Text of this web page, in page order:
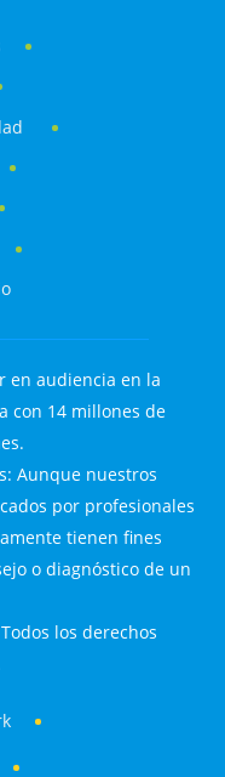
en audiencia en la
con 14 millones de
Aunque nuestros
por profesionales
tienen fines
o diagnóstico de un
los derechos